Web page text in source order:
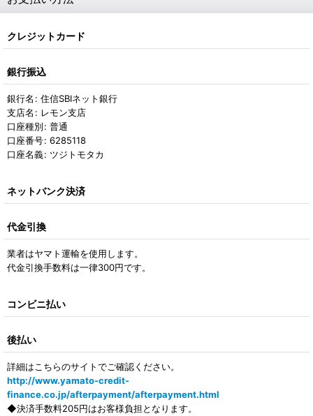
クレジットカード
銀行振込
銀行名 : 住信SBIネット銀行
支店名 : レモン支店
口座種別: 普通
口座番号: 6285118
口座名義: ツジトモタカ
ネットバンク決済
代金引換
業者はヤマト運輸を使用します。
代金引換手数料は一律300円です。
コンビニ払い
後払い
詳細はこちらのサイトでご確認ください。
http://www.yamato-credit-
finance.co.jp/afterpayment/afterpayment.html
◆決済手数料205円はお客様負担となります。